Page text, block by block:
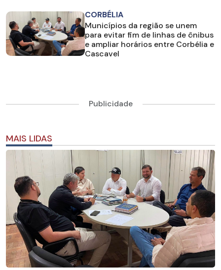
CORBÉLIA
Municípios da região se unem
para evitar fim de linhas de ônibus
e ampliar horários entre Corbélia e
Cascavel
Publicidade
MAIS LIDAS